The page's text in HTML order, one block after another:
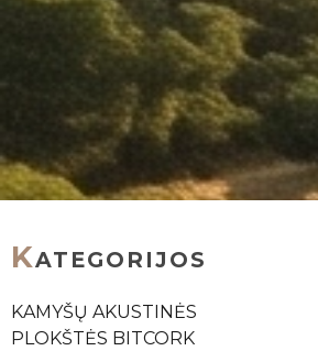
KATEGORIJOS
KAMYŠŲ AKUSTINĖS
PLOKŠTĖS BITCORK